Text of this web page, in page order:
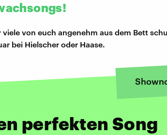
viele von euch angenehm aus dem Bett
bei Hielscher oder Haase.
perfekten Song